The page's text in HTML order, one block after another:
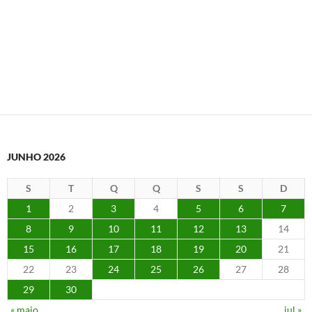
JUNHO 2026
S T Q Q S S
D
1
2 3 4 5 6
7
8
9 10 11 12 13
14
15
16 17 18 19 20
21
22
23 24 25 26 27
28
29
30
« maio
jul »